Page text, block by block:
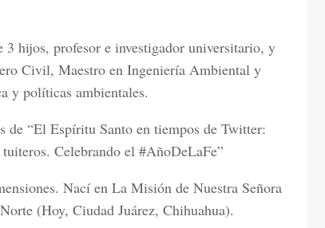
3 hijos, profesor e investigador universitario, y
Civil, Maestro en Ingeniería Ambiental y
y políticas ambientales.
“El Espíritu Santo en tiempos de Twitter:
Celebrando el #AñoDeLaFe”
Nací en La Misión de Nuestra Señora
(Hoy, Ciudad Juárez, Chihuahua).